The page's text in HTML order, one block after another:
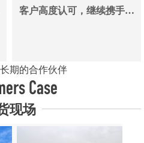
客户高度认可，继续携手同
期的合作伙伴
Case
现场